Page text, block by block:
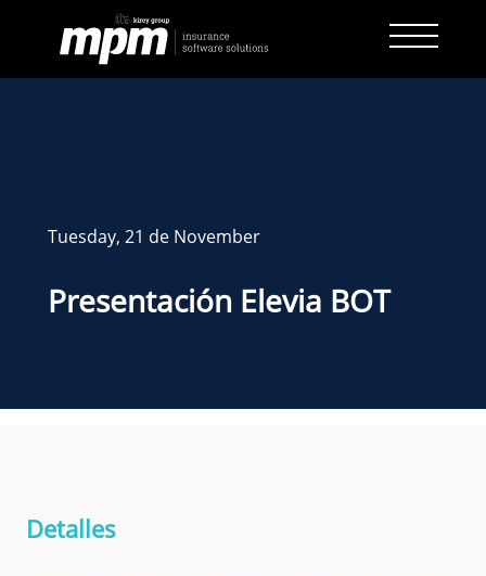
content
Tuesday, 21 de November
Presentación Elevia BOT
Detalles